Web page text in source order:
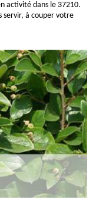
activité dans le 37210.
servir, à couper votre